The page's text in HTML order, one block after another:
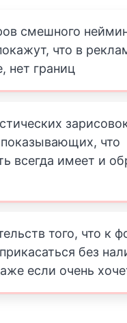
смешного
что в
нет границ
что
всегда имеет и
того, что к
без
если очень